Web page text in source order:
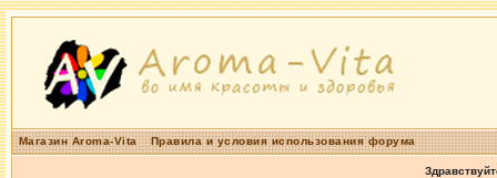
Магазин Aroma-Vita Правила и условия использования форума